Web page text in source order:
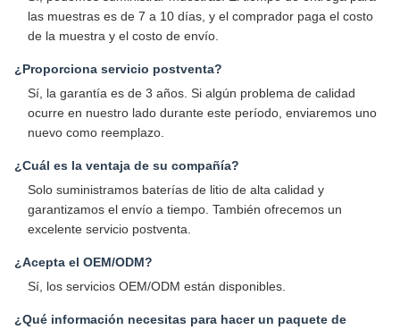
las muestras es de 7 a 10 días, y el comprador paga el costo
de la muestra y el costo de envío.
¿Proporciona servicio postventa?
Sí, la garantía es de 3 años. Si algún problema de calidad
ocurre en nuestro lado durante este período, enviaremos uno
nuevo como reemplazo.
¿Cuál es la ventaja de su compañía?
Solo suministramos baterías de litio de alta calidad y
garantizamos el envío a tiempo. También ofrecemos un
excelente servicio postventa.
¿Acepta el OEM/ODM?
Sí, los servicios OEM/ODM están disponibles.
¿Qué información necesitas para hacer un paquete de